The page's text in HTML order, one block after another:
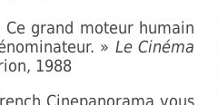
grand moteur humain
» Le Cinéma
1988
Cinepanorama vous